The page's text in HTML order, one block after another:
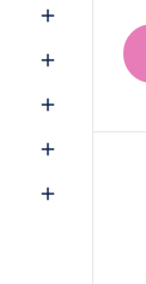




